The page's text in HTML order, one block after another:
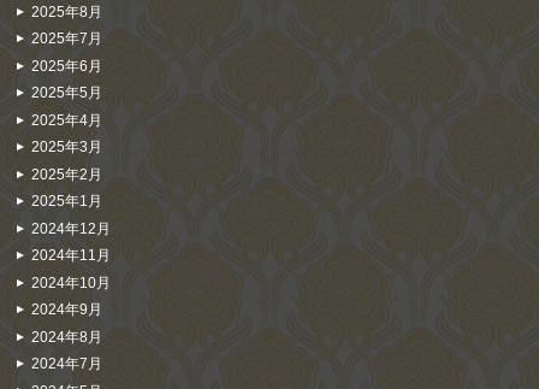
2025年8月
2025年7月
2025年6月
2025年5月
2025年4月
2025年3月
2025年2月
2025年1月
2024年12月
2024年11月
2024年10月
2024年9月
2024年8月
2024年7月